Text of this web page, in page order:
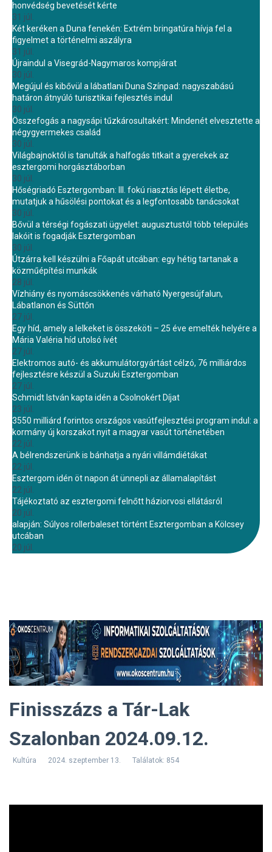
honvédség bevetését kérte
31 júl.
Két keréken a Duna fenekén: Extrém bringatúra hívja fel a
figyelmet a történelmi aszályra
31 júl.
Újraindul a Visegrád-Nagymaros kompjárat
30 júl.
Megújul és kibővül a lábatlani Duna Színpad: nagyszabású
határon átnyúló turisztikai fejlesztés indul
30 júl.
Összefogás a nagysápi tűzkárosultakért: Mindenét elvesztette a
négygyermekes család
30 júl.
Világbajnoktól is tanulták a halfogás titkait a gyerekek az
esztergomi horgásztáborban
30 júl.
Hőségriadó Esztergomban: III. fokú riasztás lépett életbe,
mutatjuk a hűsölési pontokat és a legfontosabb tanácsokat
30 júl.
Bővül a térségi fogászati ügyelet: augusztustól több település
lakóit is fogadják Esztergomban
30 júl.
Útzárra kell készülni a Főapát utcában: egy hétig tartanak a
közműépítési munkák
28 júl.
Vízhiány és nyomáscsökkenés várható Nyergesújfalun,
Lábatlanon és Süttőn
27 júl.
Egy híd, amely a lelkeket is összeköti – 25 éve emelték helyére a
Mária Valéria híd utolsó ívét
27 júl.
Elektromos autó- és akkumulátorgyártást célzó, 76 milliárdos
fejlesztésre készül a Suzuki Esztergomban
27 júl.
Schmidt István kapta idén a Csolnokért Díjat
23 júl.
3550 milliárd forintos országos vasútfejlesztési program indul: a
kormány új korszakot nyit a magyar vasút történetében
22 júl.
A bélrendszerünk is bánhatja a nyári villámdiétákat
22 júl.
Esztergom idén öt napon át ünnepli az államalapítást
22 júl.
Tájékoztató az esztergomi felnőtt háziorvosi ellátásról
20 júl.
alapján: Súlyos rollerbaleset történt Esztergomban a Kölcsey
utcában
20 júl.
Finisszázs a Tár-Lak
Szalonban 2024.09.12.
Kultúra 2024. szeptember 13. Találatok: 854